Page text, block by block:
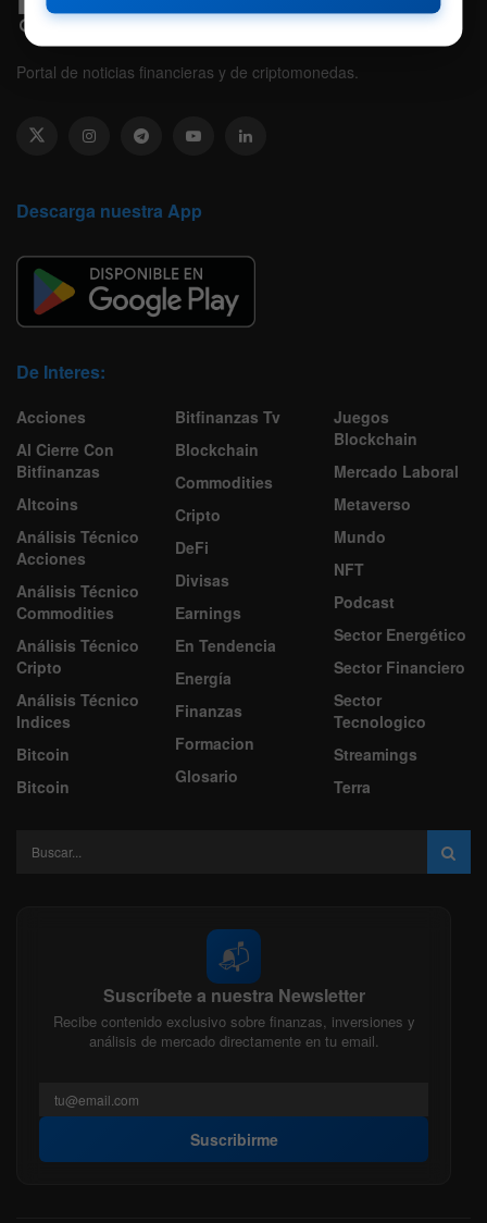
Portal de noticias financieras y de criptomonedas.
Descarga nuestra App
De Interes:
Acciones
Al Cierre Con
Bitfinanzas
Altcoins
Análisis Técnico
Acciones
Análisis Técnico
Commodities
Análisis Técnico
Cripto
Análisis Técnico
Indices
Bitcoin
Bitcoin
Bitfinanzas Tv
Blockchain
Commodities
Cripto
DeFi
Divisas
Earnings
En Tendencia
Energía
Finanzas
Formacion
Glosario
Juegos
Blockchain
Mercado Laboral
Metaverso
Mundo
NFT
Podcast
Sector Energético
Sector Financiero
Sector
Tecnologico
Streamings
Terra
📬
Suscríbete a nuestra Newsletter
Recibe contenido exclusivo sobre finanzas, inversiones y
análisis de mercado directamente en tu email.
Suscribirme